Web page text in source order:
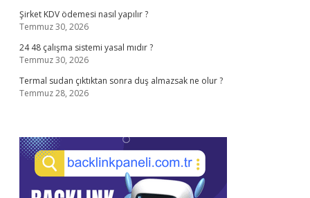
Şirket KDV ödemesi nasıl yapılır ?
Temmuz 30, 2026
24 48 çalışma sistemi yasal mıdır ?
Temmuz 30, 2026
Termal sudan çıktıktan sonra duş almazsak ne olur ?
Temmuz 28, 2026